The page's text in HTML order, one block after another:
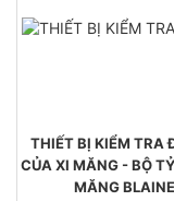
THIẾT BỊ KIỂM TRA
CỦA XI MĂNG - BỘ
MĂNG BLAINE